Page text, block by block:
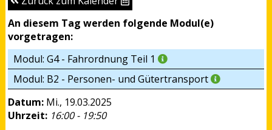
An diesem Tag werden folgende Modul(e)
vorgetragen:
Modul: G4 - Fahrordnung Teil 1
Modul: B2 - Personen- und Gütertransport
Datum: Mi., 19.03.2025
Uhrzeit: 16:00 - 19:50